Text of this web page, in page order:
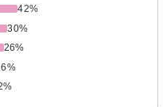
42%
30%
26%